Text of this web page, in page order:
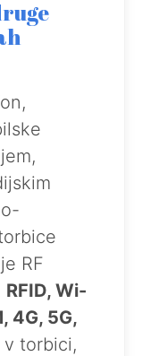
RF
RFID, Wi-
4G, 5G,
torbici,